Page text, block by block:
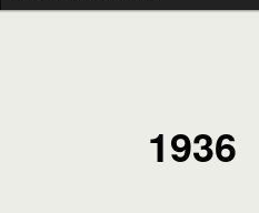
1936